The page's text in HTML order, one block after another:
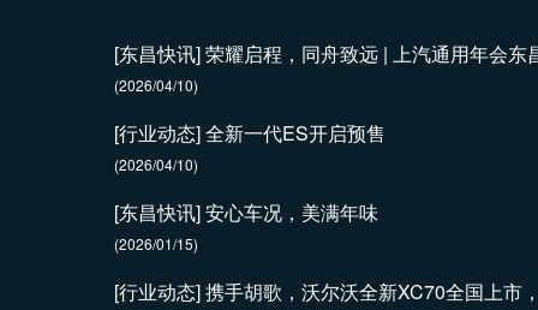
[东昌快讯] 荣耀启程，同舟致远 | 上汽通用年会东
(2026/04/10)
[行业动态] 全新一代ES开启预售
(2026/04/10)
[东昌快讯] 安心车况，美满年味
(2026/01/15)
[行业动态] 携手胡歌，沃尔沃全新XC70全国上市